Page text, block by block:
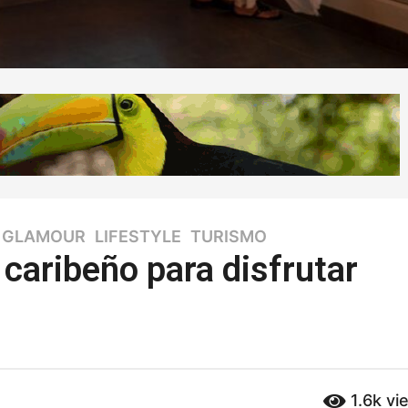
,GLAMOUR ,LIFESTYLE ,TURISMO
para disfrutar
1.6k